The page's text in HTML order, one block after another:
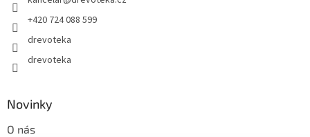
+420 724 088 599
drevoteka
drevoteka
Novinky
O nás